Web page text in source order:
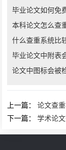
毕业论文如何免
本科论文怎么查
什么查重系统比
毕业论文中附表
论文中图标会被
上一篇：论文查
下一篇：学术论